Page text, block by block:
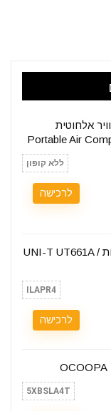
אלחוטית
ללא קופון
לרכישה
גלאי חסימות בצנרת לקירות UNI-T UT661A /
ILAPR4
לרכישה
5XBSLA4T